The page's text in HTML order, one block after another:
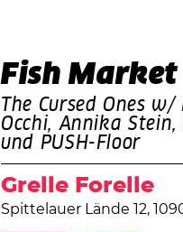
Fish Market
The Cursed Ones w/
Occhi, Annika Stein,
und PUSH-Floor
Grelle Forelle
Spittelauer Lände 12,